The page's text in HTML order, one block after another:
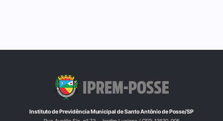
Instituto de Previdência Municipal de Santo Antônio de Posse/SP